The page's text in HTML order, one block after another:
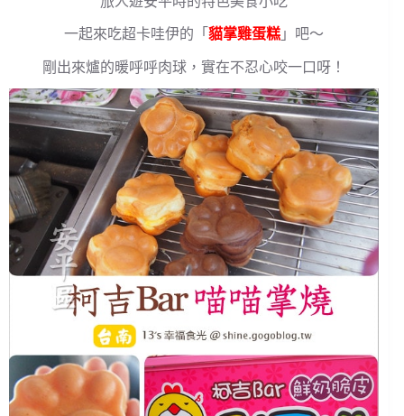
一起來吃超卡哇伊的「貓掌雞蛋糕 」吧～
剛出來爐的暖呼呼肉球，實在不忍心咬一口呀！